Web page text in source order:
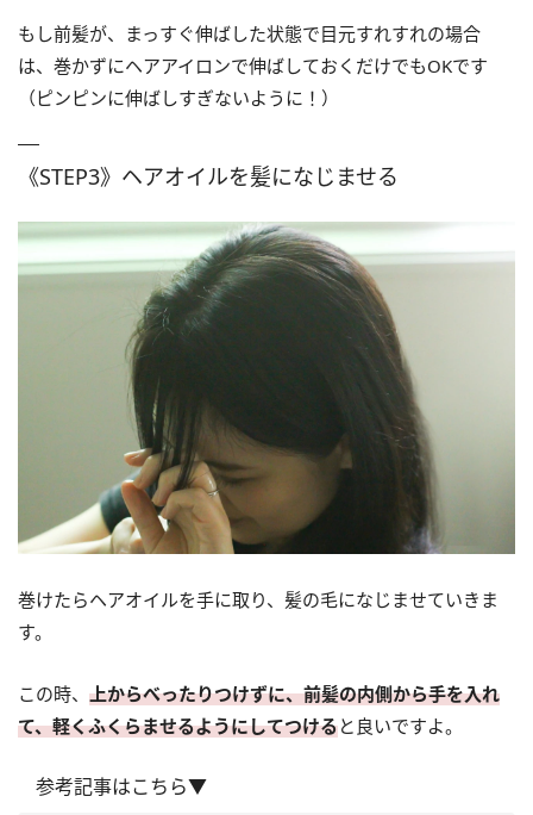
もし前髪が、まっすぐ伸ばした状態で目元すれすれの場合
は、巻かずにヘアアイロンで伸ばしておくだけでもOKです
（ピンピンに伸ばしすぎないように！）
《STEP3》ヘアオイルを髪になじませる
巻けたらヘアオイルを手に取り、髪の毛になじませていきま
す。
この時、 上からべったりつけずに、前髪の内側から手を入れ
て、軽くふくらませるようにしてつけると良いですよ。
参考記事はこちら▼